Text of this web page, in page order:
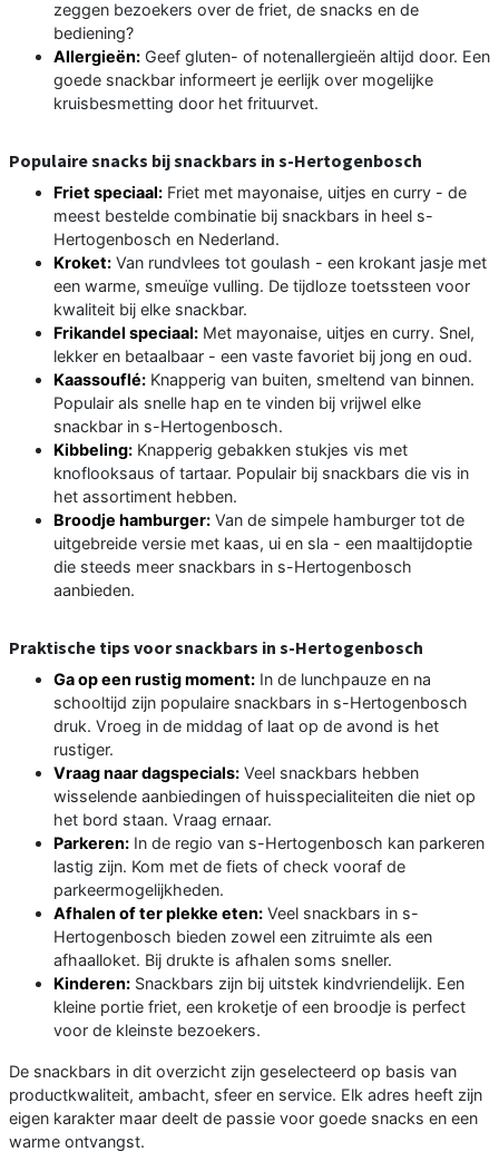
zeggen bezoekers over de friet, de snacks en de
bediening?
Allergieën: Geef gluten- of notenallergieën altijd door. Een
goede snackbar informeert je eerlijk over mogelijke
kruisbesmetting door het frituurvet.
Populaire snacks bij snackbars in s-Hertogenbosch
Friet speciaal: Friet met mayonaise, uitjes en curry - de
meest bestelde combinatie bij snackbars in heel s-
Hertogenbosch en Nederland.
Kroket: Van rundvlees tot goulash - een krokant jasje met
een warme, smeuïge vulling. De tijdloze toetssteen voor
kwaliteit bij elke snackbar.
Frikandel speciaal: Met mayonaise, uitjes en curry. Snel,
lekker en betaalbaar - een vaste favoriet bij jong en oud.
Kaassouflé: Knapperig van buiten, smeltend van binnen.
Populair als snelle hap en te vinden bij vrijwel elke
snackbar in s-Hertogenbosch.
Kibbeling: Knapperig gebakken stukjes vis met
knoflooksaus of tartaar. Populair bij snackbars die vis in
het assortiment hebben.
Broodje hamburger: Van de simpele hamburger tot de
uitgebreide versie met kaas, ui en sla - een maaltijdoptie
die steeds meer snackbars in s-Hertogenbosch
aanbieden.
Praktische tips voor snackbars in s-Hertogenbosch
Ga op een rustig moment: In de lunchpauze en na
schooltijd zijn populaire snackbars in s-Hertogenbosch
druk. Vroeg in de middag of laat op de avond is het
rustiger.
Vraag naar dagspecials: Veel snackbars hebben
wisselende aanbiedingen of huisspecialiteiten die niet op
het bord staan. Vraag ernaar.
Parkeren: In de regio van s-Hertogenbosch kan parkeren
lastig zijn. Kom met de fiets of check vooraf de
parkeermogelijkheden.
Afhalen of ter plekke eten: Veel snackbars in s-
Hertogenbosch bieden zowel een zitruimte als een
afhaalloket. Bij drukte is afhalen soms sneller.
Kinderen: Snackbars zijn bij uitstek kindvriendelijk. Een
kleine portie friet, een kroketje of een broodje is perfect
voor de kleinste bezoekers.
De snackbars in dit overzicht zijn geselecteerd op basis van
productkwaliteit, ambacht, sfeer en service. Elk adres heeft zijn
eigen karakter maar deelt de passie voor goede snacks en een
warme ontvangst.